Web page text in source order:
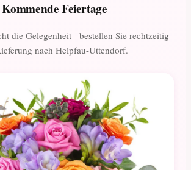
Kommende Feiertage
die Gelegenheit - bestellen Sie rechtzeitig
nach Helpfau-Uttendorf.